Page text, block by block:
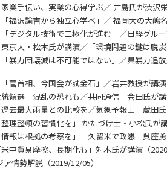
業手伝い、実業の心得学ぶ／ 井島氏が渋沢
福沢諭吉から独立心学べ」／ 福岡大の大嶋
デジタル技術で二極化が進む」／日経グル
京大・松本氏が講演／「環境問題の鍵は脱
暴力団壊滅は不可能ではない」／県暴力追
菅首相、今国会が試金石」／岩井教授が講
領選 混乱の恐れも／共同通信 会田氏が講
去最大雨量との比較を／気象予報士 蔵田
理整頓の習慣化を」 かたづけ士・小松氏が
情報は根拠の考察を」 久留米で政懇 呉座
中貿易摩擦、長期化も」対木氏が講演（
情勢解説（2019/12/05）